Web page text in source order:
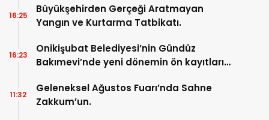
Büyükşehirden Gerçeği Aratmayan
Yangın ve Kurtarma Tatbikatı.
16:25
Onikişubat Belediyesi’nin Gündüz
Bakımevi’nde yeni dönemin ön kayıtları
16:23
Geleneksel Ağustos Fuarı’nda Sahne
Zakkum’un.
11:32